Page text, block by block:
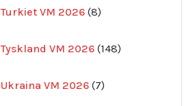
Turkiet VM 2026 8
produkter
Tyskland VM 2026 148
produkter
Ukraina VM 2026 7
produkter